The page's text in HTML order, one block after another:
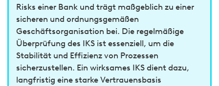
Risks einer Bank und trägt maßgeblich zu einer
sicheren und ordnungsgemäßen
Geschäftsorganisation bei. Die regelmäßige
Überprüfung des IKS ist essenziell, um die
Stabilität und Effizienz von Prozessen
sicherzustellen. Ein wirksames IKS dient dazu,
langfristig eine starke Vertrauensbasis